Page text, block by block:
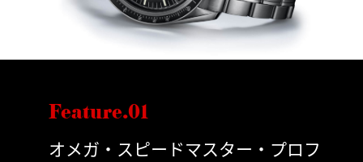
Feature.01
オメガ・スピードマスター・プロフ